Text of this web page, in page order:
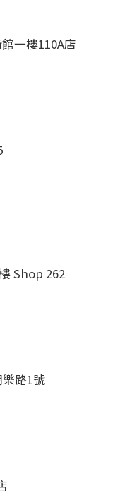
一樓110A店
Shop 262
路1號